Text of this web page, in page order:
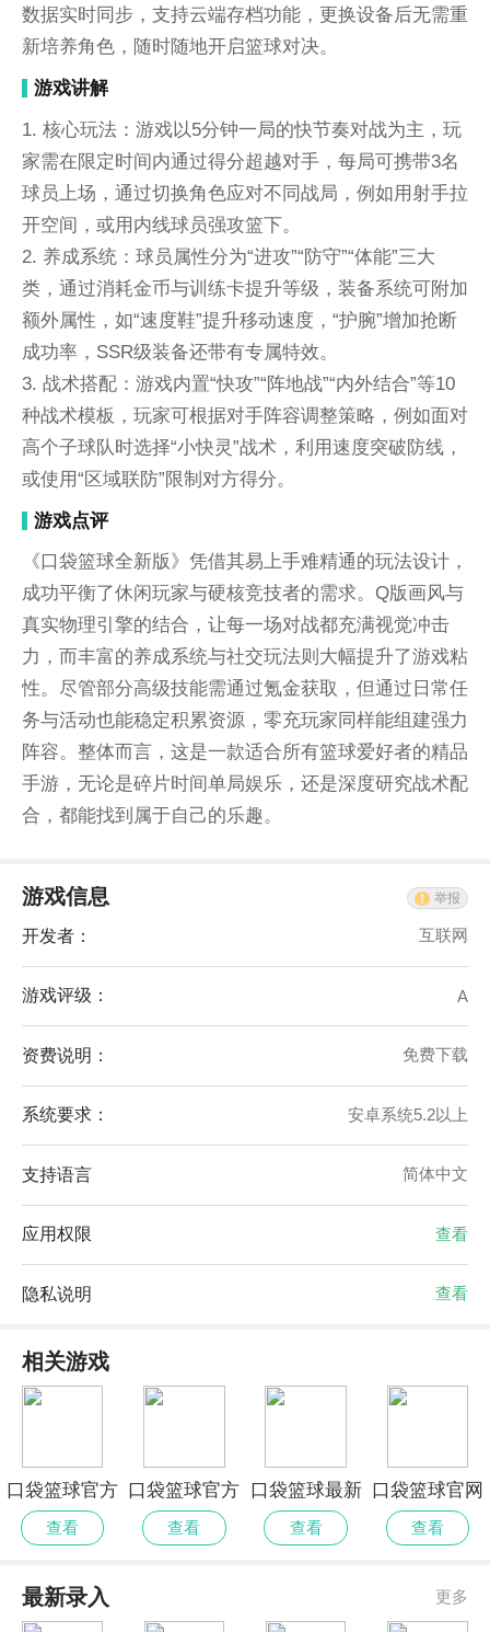
数据实时同步，支持云端存档功能，更换设备后无需重
新培养角色，随时随地开启篮球对决。
游戏讲解
1. 核心玩法：游戏以5分钟一局的快节奏对战为主，玩
家需在限定时间内通过得分超越对手，每局可携带3名
球员上场，通过切换角色应对不同战局，例如用射手拉
开空间，或用内线球员强攻篮下。
2. 养成系统：球员属性分为“进攻”“防守”“体能”三大
类，通过消耗金币与训练卡提升等级，装备系统可附加
额外属性，如“速度鞋”提升移动速度，“护腕”增加抢断
成功率，SSR级装备还带有专属特效。
3. 战术搭配：游戏内置“快攻”“阵地战”“内外结合”等10
种战术模板，玩家可根据对手阵容调整策略，例如面对
高个子球队时选择“小快灵”战术，利用速度突破防线，
或使用“区域联防”限制对方得分。
游戏点评
《口袋篮球全新版》凭借其易上手难精通的玩法设计，
成功平衡了休闲玩家与硬核竞技者的需求。Q版画风与
真实物理引擎的结合，让每一场对战都充满视觉冲击
力，而丰富的养成系统与社交玩法则大幅提升了游戏粘
性。尽管部分高级技能需通过氪金获取，但通过日常任
务与活动也能稳定积累资源，零充玩家同样能组建强力
阵容。整体而言，这是一款适合所有篮球爱好者的精品
手游，无论是碎片时间单局娱乐，还是深度研究战术配
合，都能找到属于自己的乐趣。
游戏信息 举报
开发者： 互联网
游戏评级： A
资费说明： 免费下载
系统要求： 安卓系统5.2以上
支持语言 简体中文
应用权限 查看
隐私说明 查看
相关游戏
口袋篮球官方
版
查看
口袋篮球官方
正式版
查看
口袋篮球最新
正版
查看
口袋篮球官网
安卓版
查看
最新录入 更多